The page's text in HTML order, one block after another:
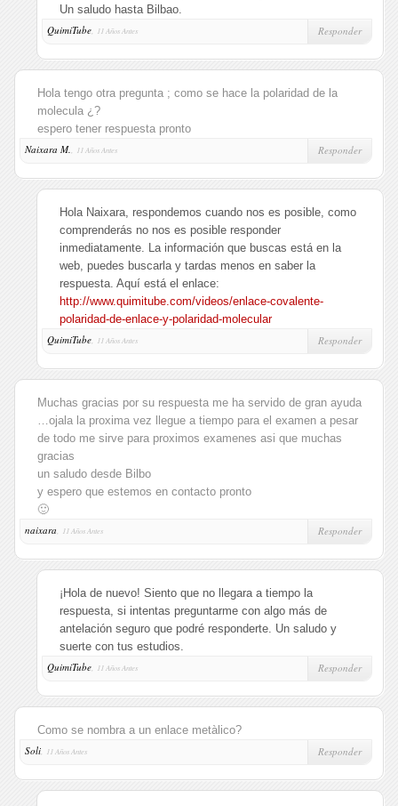
Un saludo hasta Bilbao.
QuimiTube, 11 Años Antes Responder
Hola tengo otra pregunta ; como se hace la polaridad de la
molecula ¿?
espero tener respuesta pronto
Naixara M., 11 Años Antes Responder
Hola Naixara, respondemos cuando nos es posible, como
comprenderás no nos es posible responder
inmediatamente. La información que buscas está en la
web, puedes buscarla y tardas menos en saber la
respuesta. Aquí está el enlace:
http://www.quimitube.com/videos/enlace-covalente-
polaridad-de-enlace-y-polaridad-molecular
QuimiTube, 11 Años Antes Responder
Muchas gracias por su respuesta me ha servido de gran ayuda
…ojala la proxima vez llegue a tiempo para el examen a pesar
de todo me sirve para proximos examenes asi que muchas
gracias
un saludo desde Bilbo
y espero que estemos en contacto pronto
🙂
naixara, 11 Años Antes Responder
¡Hola de nuevo! Siento que no llegara a tiempo la
respuesta, si intentas preguntarme con algo más de
antelación seguro que podré responderte. Un saludo y
suerte con tus estudios.
QuimiTube, 11 Años Antes Responder
Como se nombra a un enlace metàlico?
Soli, 11 Años Antes Responder